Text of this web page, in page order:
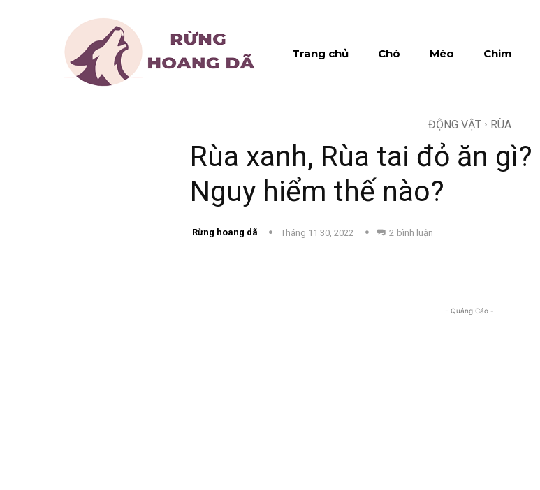
Trang chủ Chó Mèo Chim
ĐỘNG VẬT RÙA
Rùa xanh, Rùa tai đỏ ăn
Nguy hiểm thế nào?
Rừng hoang dã Tháng 11 30, 2022 2 bình luận
- Quảng Cáo -